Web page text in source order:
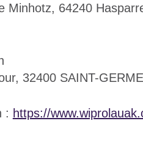
Minhotz, 64240
32400 SAINT-GERME
: https://